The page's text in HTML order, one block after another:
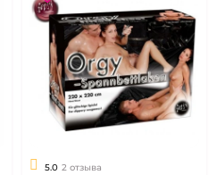
5.0 2 отзыва